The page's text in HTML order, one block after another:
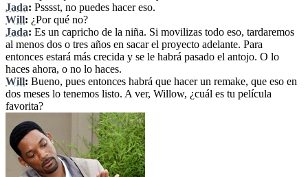
Jada: Psssst, no puedes hacer eso.
Will: ¿Por qué no?
Jada: Es un capricho de la niña. Si movilizas todo eso, tardaremos
al menos dos o tres años en sacar el proyecto adelante. Para
entonces estará más crecida y se le habrá pasado el antojo. O lo
haces ahora, o no lo haces.
Will: Bueno, pues entonces habrá que hacer un remake, que eso en
dos meses lo tenemos listo. A ver, Willow, ¿cuál es tu película
favorita?